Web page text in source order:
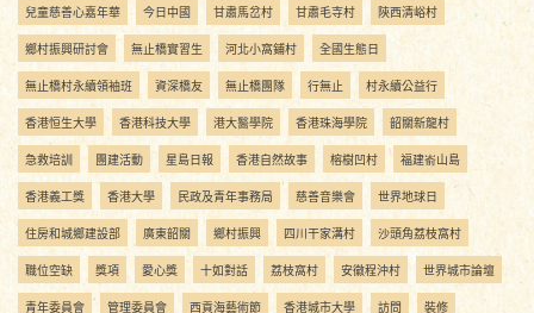
兒童慈善心嘉年華 今日中國 甘肅馬岔村 甘肅毛寺村 陝西清峪村
鄉村振興研討會 無止橋實習生 河北小窩鋪村 全國生態日
無止橋村永續領袖班 資深橋友 無止橋團隊 行無止 村永續公益行
香港恒生大學 香港科技大學 港大醫學院 香港珠海學院 韶關新龍村
急救培訓 團建活動 星島日報 香港自然故事 榕樹凹村 福建嵛山島
香港義工獎 香港大學 民政及青年事務局 慈善音樂會 世界地球日
住房和城鄉建設部 廣東韶關 鄉村振興 四川干家溝村 沙頭角荔枝窩村
職位空缺 獎項 愛心獎 十如對話 荔枝窩村 安徽程沖村 世界城市論壇
青年委員會 管理委員會 西貢海藝術節 香港城市大學 訪問 裝修